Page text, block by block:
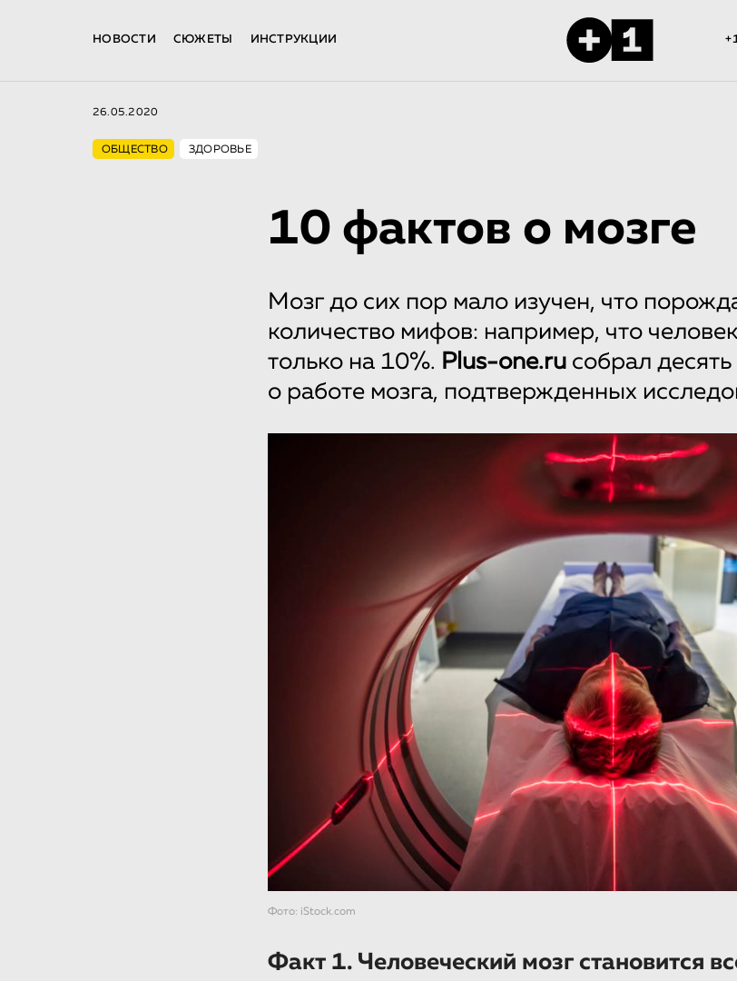
НОВОСТИ СЮЖЕТЫ ИНСТРУКЦИИ
26.05.2020
ОБЩЕСТВО ЗДОРОВЬЕ
10 фактов о мозге
Мозг до сих пор мало изучен, что
количество мифов: например, что
только на 10%. Plus-one.ruсобрал
о работе мозга, подтвержденных
Фото: iStock.com
Факт 1. Человеческий мозг становится